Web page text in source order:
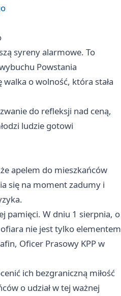
syreny alarmowe. To
Powstania
o wolność, która stała
do refleksji nad ceną,
ludzie gotowi
apelem do mieszkańców
się na moment zadumy i
pamięci. W dniu 1 sierpnia, o
nie jest tylko elementem
Oficer Prasowy KPP w
ich bezgraniczną miłość
o udział w tej ważnej